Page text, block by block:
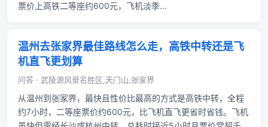
票价上高铁二等座约600元，飞机淡季...
温州去张家界最佳路线怎么走，高铁中转还是飞
机直飞更划算
问答 · 武陵源风景名胜区,天门山,张家界
从温州到张家界，最快且性价比最高的方式是高铁中转，全程
约7小时，二等座票价约600元，比飞机直飞更省时省钱。飞机